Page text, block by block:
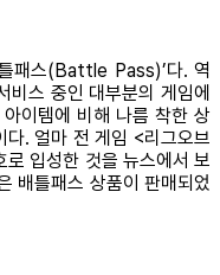
패스(Battle Pass)’다. 역
비스 중인 대부분의 게임에
이템에 비해 나름 착한 상
. 얼마 전 게임 <리그오브
입성한 것을 뉴스에서 보
배틀패스 상품이 판매되었